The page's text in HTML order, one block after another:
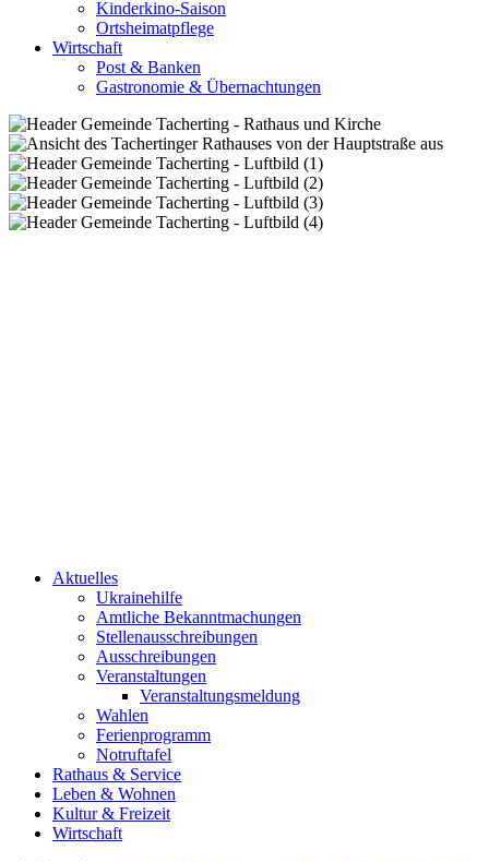
Kinderkino-Saison
Ortsheimatpflege
Wirtschaft
Post & Banken
Gastronomie & Übernachtungen
Aktuelles
Ukrainehilfe
Amtliche Bekanntmachungen
Stellenausschreibungen
Ausschreibungen
Veranstaltungen
Veranstaltungsmeldung
Wahlen
Ferienprogramm
Notruftafel
Rathaus & Service
Leben & Wohnen
Kultur & Freizeit
Wirtschaft